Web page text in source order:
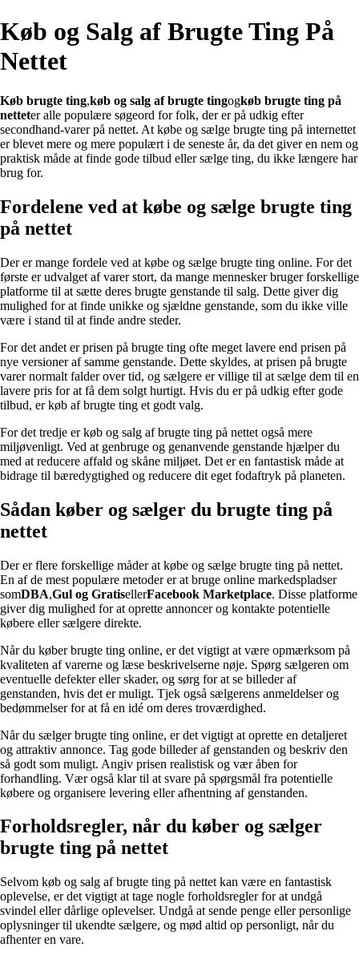
Køb og Salg af Brugte Ting På
Nettet
Køb brugte ting,køb og salg af brugte tingogkøb brugte ting på
netteter alle populære søgeord for folk, der er på udkig efter
secondhand-varer på nettet. At købe og sælge brugte ting på internettet
er blevet mere og mere populært i de seneste år, da det giver en nem og
praktisk måde at finde gode tilbud eller sælge ting, du ikke længere har
brug for.
Fordelene ved at købe og sælge brugte ting
på nettet
Der er mange fordele ved at købe og sælge brugte ting online. For det
første er udvalget af varer stort, da mange mennesker bruger forskellige
platforme til at sætte deres brugte genstande til salg. Dette giver dig
mulighed for at finde unikke og sjældne genstande, som du ikke ville
være i stand til at finde andre steder.
For det andet er prisen på brugte ting ofte meget lavere end prisen på
nye versioner af samme genstande. Dette skyldes, at prisen på brugte
varer normalt falder over tid, og sælgere er villige til at sælge dem til en
lavere pris for at få dem solgt hurtigt. Hvis du er på udkig efter gode
tilbud, er køb af brugte ting et godt valg.
For det tredje er køb og salg af brugte ting på nettet også mere
miljøvenligt. Ved at genbruge og genanvende genstande hjælper du
med at reducere affald og skåne miljøet. Det er en fantastisk måde at
bidrage til bæredygtighed og reducere dit eget fodaftryk på planeten.
Sådan køber og sælger du brugte ting på
nettet
Der er flere forskellige måder at købe og sælge brugte ting på nettet.
En af de mest populære metoder er at bruge online markedspladser
somDBA,Gul og GratisellerFacebook Marketplace. Disse platforme
giver dig mulighed for at oprette annoncer og kontakte potentielle
købere eller sælgere direkte.
Når du køber brugte ting online, er det vigtigt at være opmærksom på
kvaliteten af varerne og læse beskrivelserne nøje. Spørg sælgeren om
eventuelle defekter eller skader, og sørg for at se billeder af
genstanden, hvis det er muligt. Tjek også sælgerens anmeldelser og
bedømmelser for at få en idé om deres troværdighed.
Når du sælger brugte ting online, er det vigtigt at oprette en detaljeret
og attraktiv annonce. Tag gode billeder af genstanden og beskriv den
så godt som muligt. Angiv prisen realistisk og vær åben for
forhandling. Vær også klar til at svare på spørgsmål fra potentielle
købere og organisere levering eller afhentning af genstanden.
Forholdsregler, når du køber og sælger
brugte ting på nettet
Selvom køb og salg af brugte ting på nettet kan være en fantastisk
oplevelse, er det vigtigt at tage nogle forholdsregler for at undgå
svindel eller dårlige oplevelser. Undgå at sende penge eller personlige
oplysninger til ukendte sælgere, og mød altid op personligt, når du
afhenter en vare.